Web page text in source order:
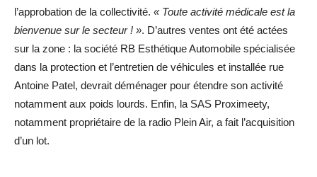
l’approbation de la collectivité. « Toute activité médicale est la
bienvenue sur le secteur ! ». D’autres ventes ont été actées
sur la zone : la société RB Esthétique Automobile spécialisée
dans la protection et l’entretien de véhicules et installée rue
Antoine Patel, devrait déménager pour étendre son activité
notamment aux poids lourds. Enfin, la SAS Proximeety,
notamment propriétaire de la radio Plein Air, a fait l’acquisition
d’un lot.